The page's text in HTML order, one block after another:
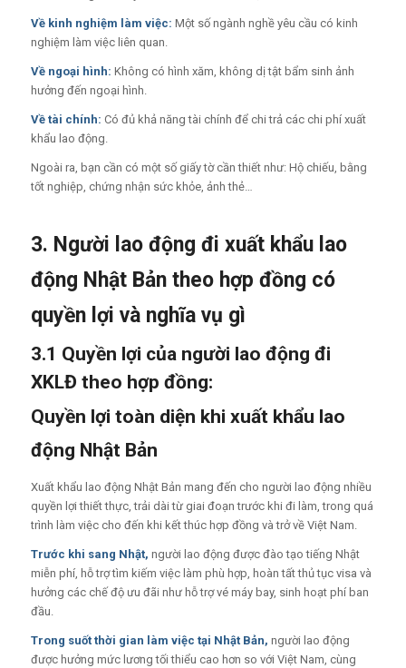
Về kinh nghiệm làm việc: Một số ngành nghề yêu cầu có kinh
nghiệm làm việc liên quan.
Về ngoại hình: Không có hình xăm, không dị tật bẩm sinh ảnh
hưởng đến ngoại hình.
Về tài chính: Có đủ khả năng tài chính để chi trả các chi phí xuất
khẩu lao động.
Ngoài ra, bạn cần có một số giấy tờ cần thiết như: Hộ chiếu, bằng
tốt nghiệp, chứng nhận sức khỏe, ảnh thẻ…
3. Người lao động đi xuất khẩu lao
động Nhật Bản theo hợp đồng có
quyền lợi và nghĩa vụ gì
3.1 Quyền lợi của người lao động đi
XKLĐ theo hợp đồng:
Quyền lợi toàn diện khi xuất khẩu lao
động Nhật Bản
Xuất khẩu lao động Nhật Bản mang đến cho người lao động nhiều
quyền lợi thiết thực, trải dài từ giai đoạn trước khi đi làm, trong quá
trình làm việc cho đến khi kết thúc hợp đồng và trở về Việt Nam.
Trước khi sang Nhật, người lao động được đào tạo tiếng Nhật
miễn phí, hỗ trợ tìm kiếm việc làm phù hợp, hoàn tất thủ tục visa và
hưởng các chế độ ưu đãi như hỗ trợ vé máy bay, sinh hoạt phí ban
đầu.
Trong suốt thời gian làm việc tại Nhật Bản, người lao động
được hưởng mức lương tối thiểu cao hơn so với Việt Nam, cùng